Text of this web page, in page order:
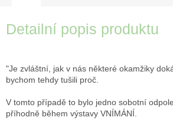
Detailní popis produktu
"Je zvláštní, jak v nás některé okamžiky
bychom tehdy tušili proč.
V tomto případě to bylo jedno sobotní
příhodně během výstavy VNÍMÁNÍ.